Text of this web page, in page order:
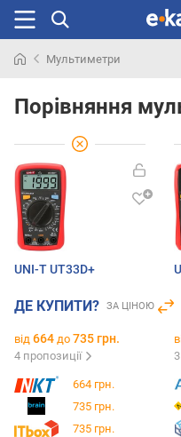
раніше
Мультиметри
Порівняння
UNI-T UT33D+
ДЕ КУПИТИ? ЗА ЦІНОЮ
від 664 до 735 грн.
4 пропозиції
664 грн.
735 грн.
735 грн.